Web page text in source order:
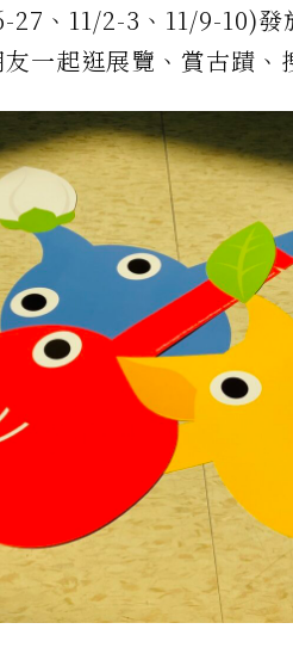
、11/2-3、11/9-10)
一起逛展覽、賞古蹟、